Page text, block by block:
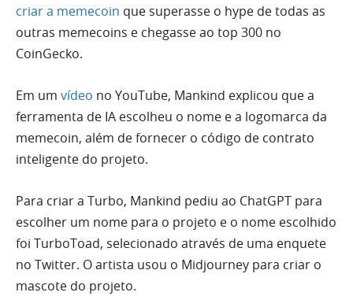
criar a memecoin que superasse o hype de todas as
outras memecoins e chegasse ao top 300 no
CoinGecko.
Em um vídeo no YouTube, Mankind explicou que a
ferramenta de IA escolheu o nome e a logomarca da
memecoin, além de fornecer o código de contrato
inteligente do projeto.
Para criar a Turbo, Mankind pediu ao ChatGPT para
escolher um nome para o projeto e o nome escolhido
foi TurboToad, selecionado através de uma enquete
no Twitter. O artista usou o Midjourney para criar o
mascote do projeto.